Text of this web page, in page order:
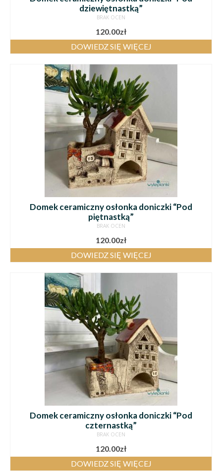
dziewiętnastką”
BRAK OCEN
120.00zł
DOWIEDZ SIĘ WIĘCEJ
Domek ceramiczny osłonka doniczki “Pod
piętnastką”
BRAK OCEN
120.00zł
DOWIEDZ SIĘ WIĘCEJ
Domek ceramiczny osłonka doniczki “Pod
czternastką”
BRAK OCEN
120.00zł
DOWIEDZ SIĘ WIĘCEJ